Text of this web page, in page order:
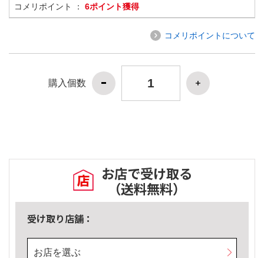
コメリポイント ： 6ポイント獲得
コメリポイントについて
購入個数
お店で受け取る
（送料無料）
受け取り店舗：
お店を選ぶ